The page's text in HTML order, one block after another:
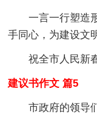
一言一行塑造
手同心，为建设文
祝全市人民新
建议书作文 篇5
市政府的领导